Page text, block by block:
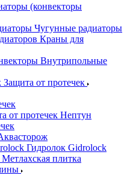
(конвекторы
Чугунные радиаторы
Краны для
Внутрипольные
Защита от протечек
Нептун
Гидролок Gidrolock
Метлахская плитка